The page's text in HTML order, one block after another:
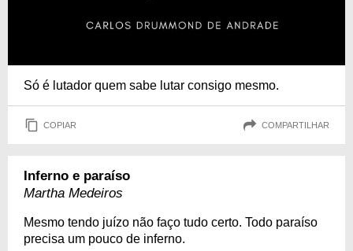
Só é lutador quem sabe lutar consigo mesmo.
COPIAR COMPARTILHAR
Inferno e paraíso
Martha Medeiros
Mesmo tendo juízo não faço tudo certo. Todo paraíso
precisa um pouco de inferno.